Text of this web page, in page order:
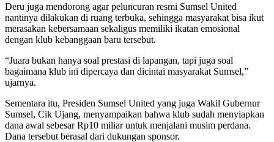
Deru juga mendorong agar peluncuran resmi Sumsel United
nantinya dilakukan di ruang terbuka, sehingga masyarakat bisa ikut
merasakan kebersamaan sekaligus memiliki ikatan emosional
dengan klub kebanggaan baru tersebut.
“Juara bukan hanya soal prestasi di lapangan, tapi juga soal
bagaimana klub ini dipercaya dan dicintai masyarakat Sumsel,”
ujarnya.
Sementara itu, Presiden Sumsel United yang juga Wakil Gubernur
Sumsel, Cik Ujang, menyampaikan bahwa klub sudah menyiapkan
dana awal sebesar Rp10 miliar untuk menjalani musim perdana.
Dana tersebut berasal dari dukungan sponsor.